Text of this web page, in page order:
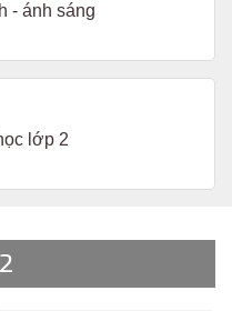
- ánh sáng
lớp 2